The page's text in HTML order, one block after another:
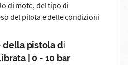
di moto, del tipo di
del pilota e delle condizioni
della pistola di
| 0 - 10 bar